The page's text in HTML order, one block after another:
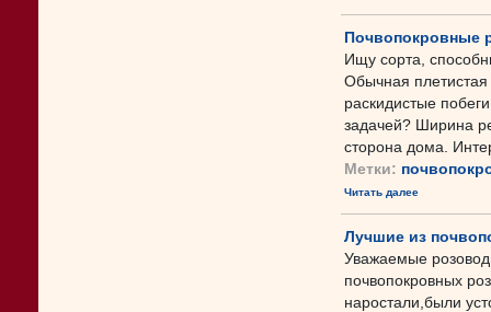
Почвопокровные
Ищу сорта,
Обычная плетистая
раскидистые
задачей? Ширина
сторона дома.
Метки:
Читать далее
Лучшие из
Уважаемые
почвопокровных
наростали,были